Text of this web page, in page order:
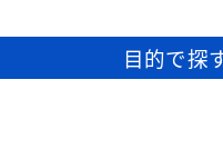
目的で探